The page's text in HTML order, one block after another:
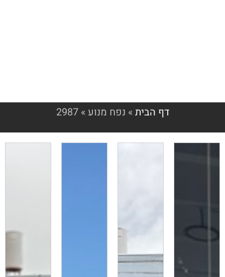
דף הבית» נפח מנוע»
2987